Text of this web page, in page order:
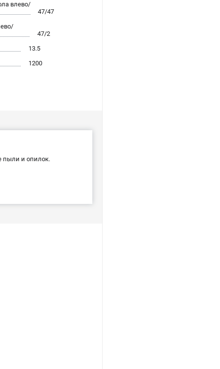
влево/
47/47
47/2
13.5
1200
пыли и опилок.